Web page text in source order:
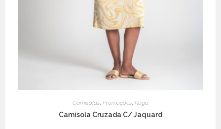
Camisolas, Promoções, Rüga
Camisola Cruzada C/ Jaquard